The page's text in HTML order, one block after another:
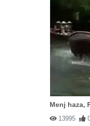
Menj haza,
13995